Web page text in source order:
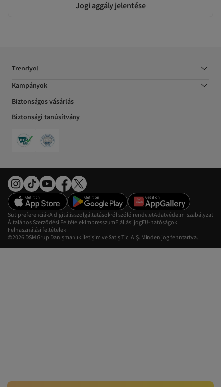
Jogi aggály jelentése
Trendyol
Kampányok
Biztonságos vásárlás
Biztonsági tanúsítvány
©2026 DSM Grup Danışmanlık İletişim ve Satış Tic. A.Ş. Minden jog fenntartva.
SütipreferenciákA digitális szolgáltatásokról szóló rendeletAdatvédelmi szabályzat
Általános Szerződési FeltételekImpresszumElállási jogEU-hatóságok
Felhasználási feltételek